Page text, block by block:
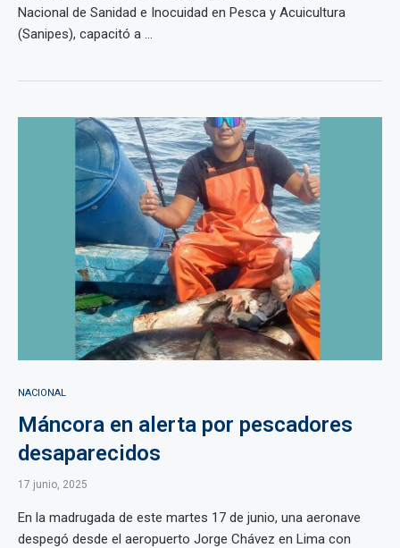
Nacional de Sanidad e Inocuidad en Pesca y Acuicultura
(Sanipes), capacitó a ...
NACIONAL
Máncora en alerta por pescadores
desaparecidos
17 junio, 2025
En la madrugada de este martes 17 de junio, una aeronave
despegó desde el aeropuerto Jorge Chávez en Lima con